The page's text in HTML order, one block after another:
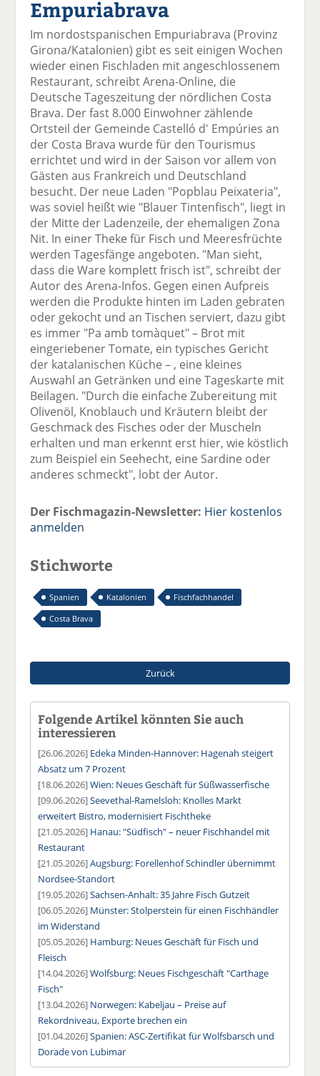
uf
F
ac
e
b
o
o
k
te
il
e
n
wi
tt
er
n
uf
Li
n
e
di
n
te
il
n
er
E
m
l
er
n
e
n
ru
ck
e
Empuriabrava
Im nordostspanischen Empuriabrava (Provinz
Girona/Katalonien) gibt es seit einigen Wochen
wieder einen Fischladen mit angeschlossenem
Restaurant, schreibt Arena-Online, die
Deutsche Tageszeitung der nördlichen Costa
Brava. Der fast 8.000 Einwohner zählende
Ortsteil der Gemeinde Castelló d' Empúries an
der Costa Brava wurde für den Tourismus
errichtet und wird in der Saison vor allem von
Gästen aus Frankreich und Deutschland
besucht. Der neue Laden "Popblau Peixateria",
was soviel heißt wie "Blauer Tintenfisch", liegt in
der Mitte der Ladenzeile, der ehemaligen Zona
Nit. In einer Theke für Fisch und Meeresfrüchte
werden Tagesfänge angeboten. "Man sieht,
dass die Ware komplett frisch ist", schreibt der
Autor des Arena-Infos. Gegen einen Aufpreis
werden die Produkte hinten im Laden gebraten
oder gekocht und an Tischen serviert, dazu gibt
es immer "Pa amb tomàquet" – Brot mit
eingeriebener Tomate, ein typisches Gericht
der katalanischen Küche – , eine kleines
Auswahl an Getränken und eine Tageskarte mit
Beilagen. "Durch die einfache Zubereitung mit
Olivenöl, Knoblauch und Kräutern bleibt der
Geschmack des Fisches oder der Muscheln
erhalten und man erkennt erst hier, wie köstlich
zum Beispiel ein Seehecht, eine Sardine oder
anderes schmeckt", lobt der Autor.
Der Fischmagazin-Newsletter: Hier kostenlos
anmelden
Stichworte
Spanien Katalonien
Fischfachhandel
Costa Brava
Zurück
Folgende Artikel könnten Sie auch
interessieren
[26.06.2026] Edeka Minden-Hannover: Hagenah steigert
Absatz um 7 Prozent
[18.06.2026]Wien: Neues Geschäft für Süßwasserfische
[09.06.2026]Seevethal-Ramelsloh: Knolles Markt
erweitert Bistro, modernisiert Fischtheke
[21.05.2026] Hanau: "Südfisch" – neuer Fischhandel mit
Restaurant
[21.05.2026]Augsburg: Forellenhof Schindler übernimmt
Nordsee-Standort
[19.05.2026]Sachsen-Anhalt: 35 Jahre Fisch Gutzeit
[06.05.2026] Münster: Stolperstein für einen Fischhändler
im Widerstand
[05.05.2026] Hamburg: Neues Geschäft für Fisch und
Fleisch
[14.04.2026]Wolfsburg: Neues Fischgeschäft "Carthage
Fisch"
[13.04.2026] Norwegen: Kabeljau – Preise auf
Rekordniveau, Exporte brechen ein
[01.04.2026]Spanien: ASC-Zertifikat für Wolfsbarsch und
Dorade von Lubimar